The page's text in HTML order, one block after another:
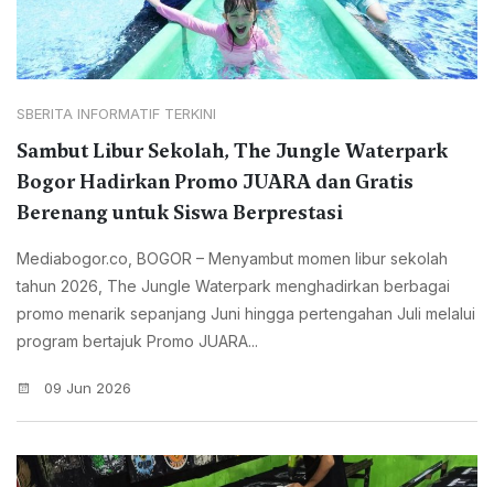
SBERITA INFORMATIF TERKINI
Sambut Libur Sekolah, The Jungle Waterpark
Bogor Hadirkan Promo JUARA dan Gratis
Berenang untuk Siswa Berprestasi
Mediabogor.co, BOGOR – Menyambut momen libur sekolah
tahun 2026, The Jungle Waterpark menghadirkan berbagai
promo menarik sepanjang Juni hingga pertengahan Juli melalui
program bertajuk Promo JUARA...
09 Jun 2026